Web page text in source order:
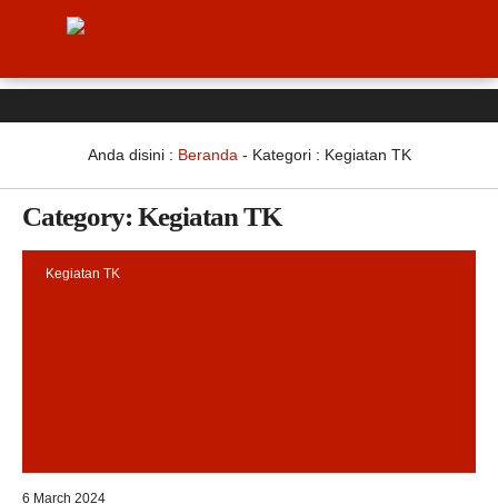
Anda disini : Beranda - Kategori : Kegiatan TK
Category: Kegiatan TK
Kegiatan TK
6 March 2024